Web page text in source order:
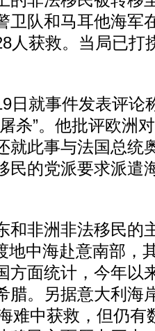
卫队和马耳他海军
人获救。当局已打
就事件发表评论
杀”。他批评欧洲
就此事与法国总统
民的党派要求派遣
非洲非法移民的
地中海赴意南部，
方面统计，今年以
腊。另据意大利海
难中获救，但仍有